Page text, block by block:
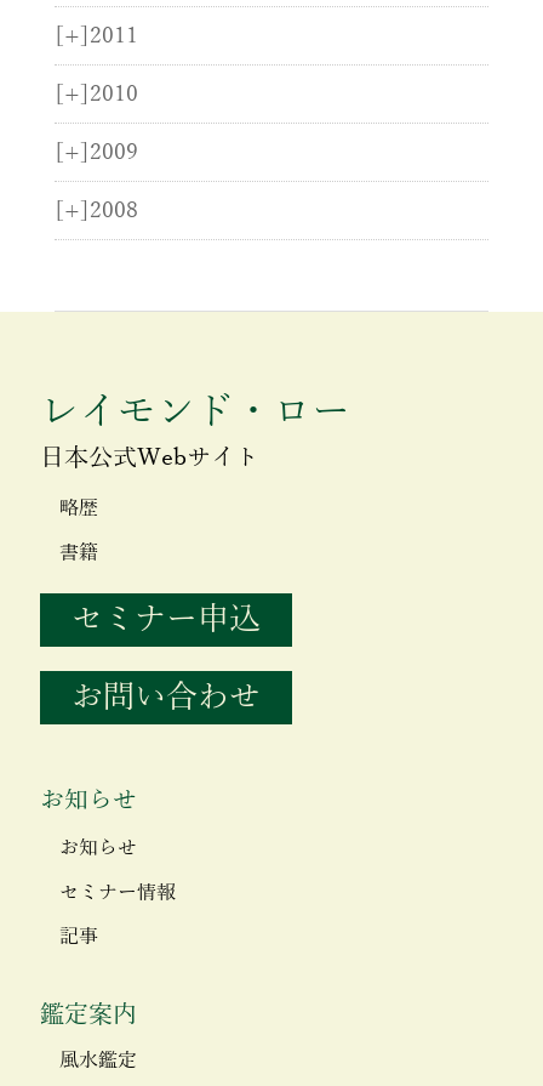
[+] 2011
[+] 2010
[+] 2009
[+] 2008
レイモンド・ロー
日本公式Webサイト
略歴
書籍
セミナー申込
お問い合わせ
お知らせ
お知らせ
セミナー情報
記事
鑑定案内
風水鑑定